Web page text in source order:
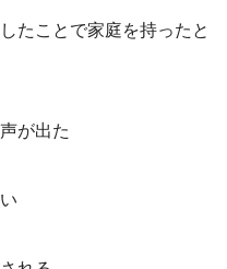
たことで家庭を持ったと
が出た